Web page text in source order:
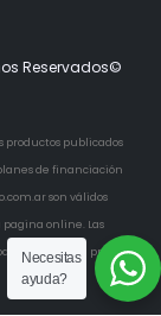
Reservados©
productos publicados
de financiación
son válidos
online. Las
sin previo
Necesitas
ayuda?